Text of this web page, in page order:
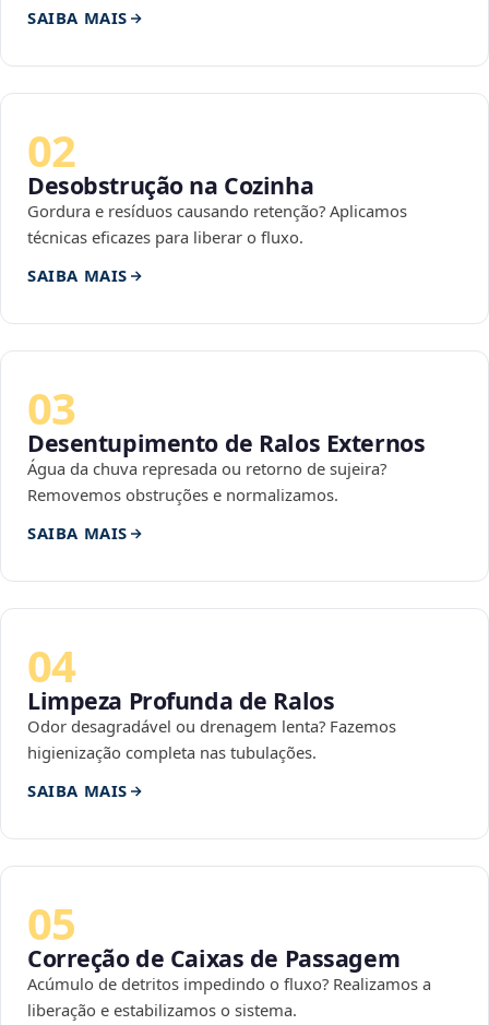
SAIBA MAIS
02
Desobstrução na Cozinha
Gordura e resíduos causando retenção? Aplicamos
técnicas eficazes para liberar o fluxo.
SAIBA MAIS
03
Desentupimento de Ralos Externos
Água da chuva represada ou retorno de sujeira?
Removemos obstruções e normalizamos.
SAIBA MAIS
04
Limpeza Profunda de Ralos
Odor desagradável ou drenagem lenta? Fazemos
higienização completa nas tubulações.
SAIBA MAIS
05
Correção de Caixas de Passagem
Acúmulo de detritos impedindo o fluxo? Realizamos a
liberação e estabilizamos o sistema.